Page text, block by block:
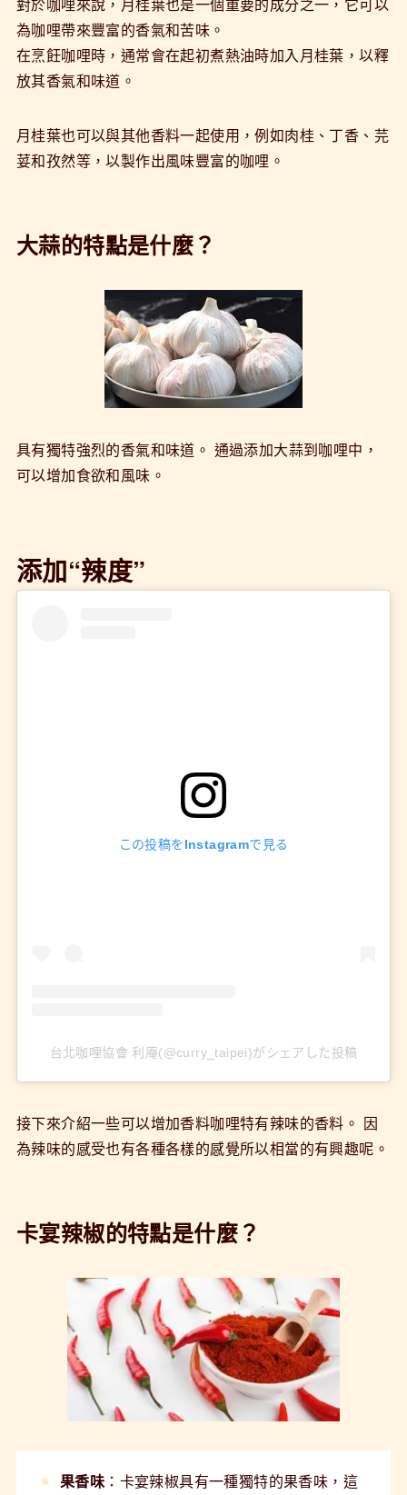
為咖哩帶來豐富的香氣和苦味。
在烹飪咖哩時，通常會在起初煮熱油時加入月桂葉，以釋
放其香氣和味道。
月桂葉也可以與其他香料一起使用，例如肉桂、丁香、芫
荽和孜然等，以製作出風味豐富的咖哩。
大蒜的特點是什麼？
具有獨特強烈的香氣和味道。 通過添加大蒜到咖哩中，
可以增加食欲和風味。
添加“辣度”
この投稿をInstagramで見る
台北咖哩協會 利庵(@curry_taipei)がシェアした投稿
接下來介紹一些可以增加香料咖哩特有辣味的香料。 因
為辣味的感受也有各種各樣的感覺所以相當的有興趣呢。
卡宴辣椒的特點是什麼？
果香味 ：卡宴辣椒具有一種獨特的果香味，這